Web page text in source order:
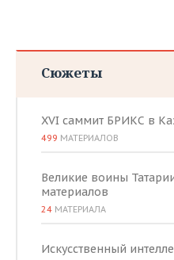
Сюжеты
XVI саммит БРИКС в
499 МАТЕРИАЛОВ
Великие воины
материалов
24 МАТЕРИАЛА
Искусственный